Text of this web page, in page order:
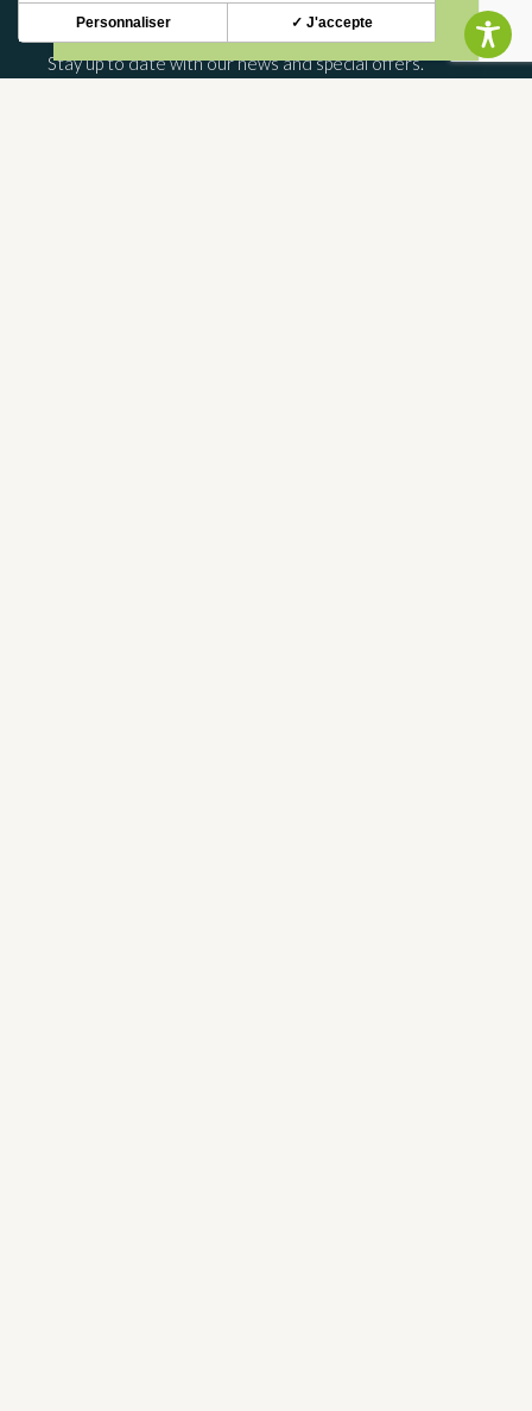
Stay up to date with our news and special offers.
✓ J'accepte
Personnaliser